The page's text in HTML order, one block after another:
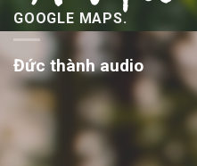
GOOGLE MAPS.
Đức thành audio